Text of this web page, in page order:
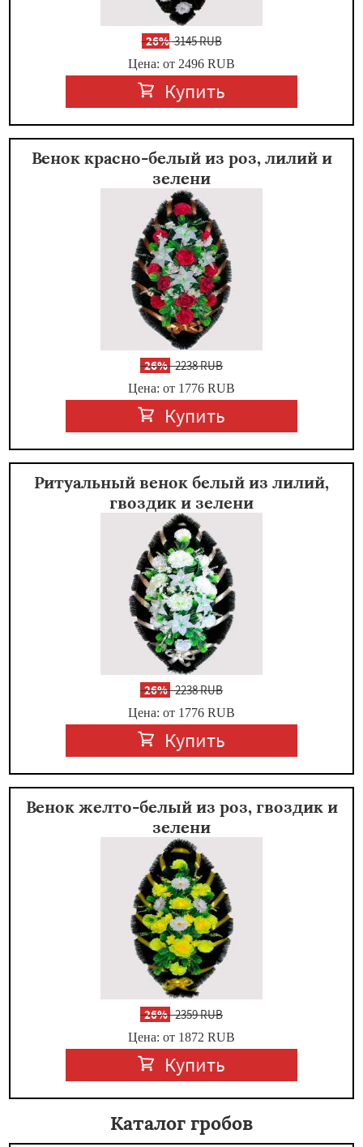
-26%3145 RUB
Цена: от 2496 RUB
Купить
Венок красно-белый из роз, лилий и
зелени
-26%2238 RUB
Цена: от 1776 RUB
Купить
Ритуальный венок белый из лилий,
гвоздик и зелени
-26%2238 RUB
Цена: от 1776 RUB
Купить
Венок желто-белый из роз, гвоздик и
зелени
-26%2359 RUB
Цена: от 1872 RUB
Купить
Каталог гробов